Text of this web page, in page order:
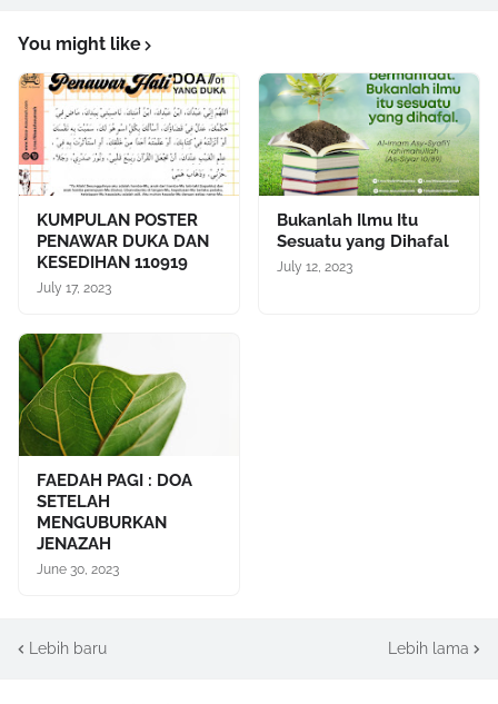
You might like
KUMPULAN POSTER
PENAWAR DUKA DAN
KESEDIHAN 110919
July 17, 2023
Bukanlah Ilmu Itu
Sesuatu yang Dihafal
July 12, 2023
FAEDAH PAGI : DOA
SETELAH
MENGUBURKAN
JENAZAH
June 30, 2023
Lebih baru Lebih lama